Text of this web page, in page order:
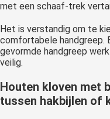
met een schaaf-trek
Het is verstandig om te
comfortabele handgreep.
gevormde handgreep
veilig.
Houten kloven met
tussen hakbijlen of